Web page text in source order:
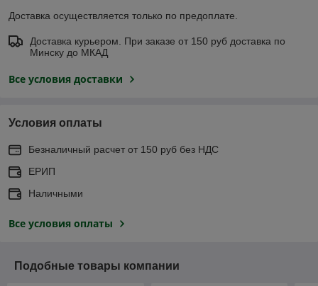
Доставка осуществляется только по предоплате.
Доставка курьером. При заказе от 150 руб доставка по
Минску до МКАД
Все условия доставки
Условия оплаты
Безналичный расчет от 150 руб без НДС
ЕРИП
Наличными
Все условия оплаты
Подобные товары компании